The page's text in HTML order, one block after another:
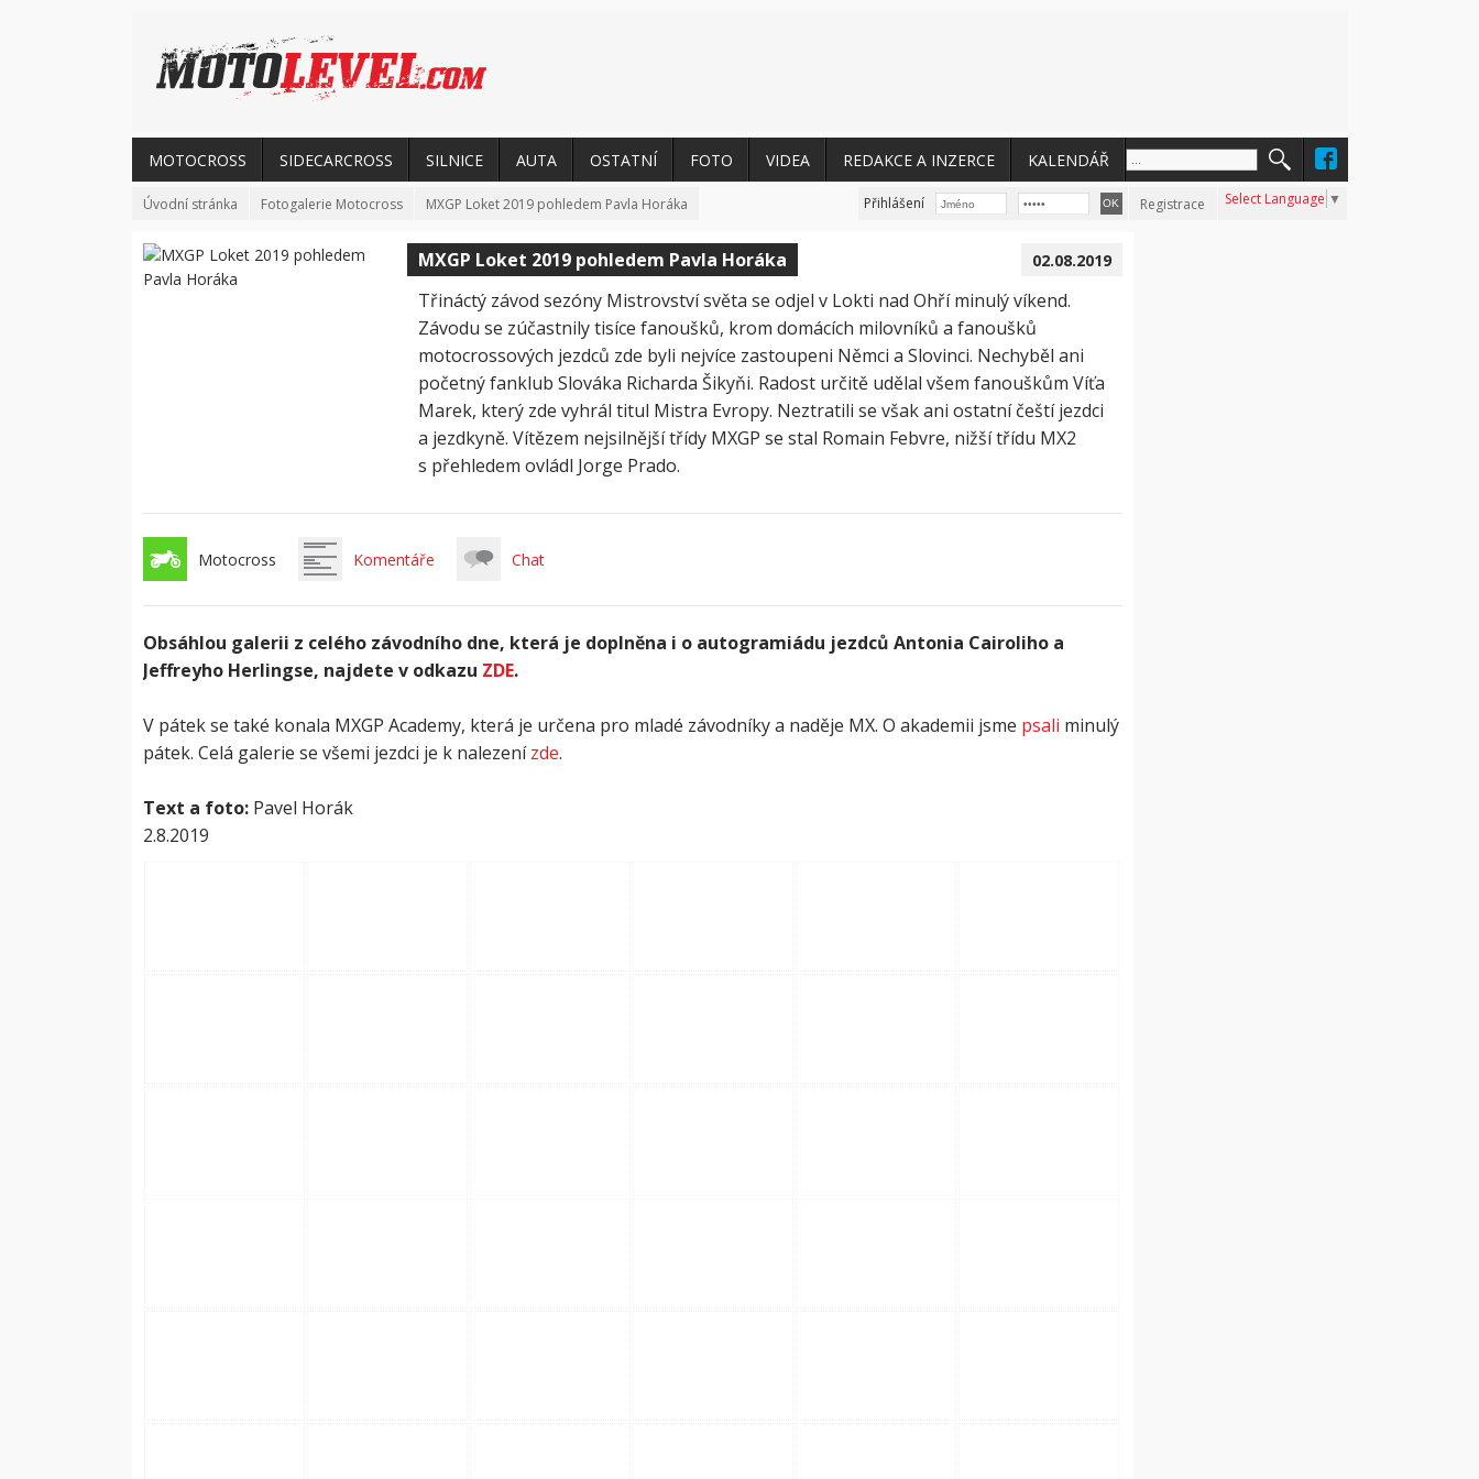
MOTOCROSS SIDECARCROSS SILNICE AUTA OSTATNÍ FOTO VIDEA REDAKCE A INZERCE KALENDÁŘ
Úvodní stránka Fotogalerie Motocross MXGP Loket 2019 pohledem Pavla Horáka Přihlášení Registrace Select Language ▼
MXGP Loket 2019 pohledem Pavla Horáka 02.08.2019
Třináctý závod sezóny Mistrovství světa se odjel v Lokti nad Ohří minulý víkend.
Závodu se zúčastnily tisíce fanoušků, krom domácích milovníků a fanoušků
motocrossových jezdců zde byli nejvíce zastoupeni Němci a Slovinci. Nechyběl ani
početný fanklub Slováka Richarda Šikyňi. Radost určitě udělal všem fanouškům Víťa
Marek, který zde vyhrál titul Mistra Evropy. Neztratili se však ani ostatní čeští jezdci
a jezdkyně. Vítězem nejsilnější třídy MXGP se stal Romain Febvre, nižší třídu MX2
s přehledem ovládl Jorge Prado.
Motocross Komentáře Chat
Obsáhlou galerii z celého závodního dne, která je doplněna i o autogramiádu jezdců Antonia Cairoliho a
Jeffreyho Herlingse, najdete v odkazu ZDE.
V pátek se také konala MXGP Academy, která je určena pro mladé závodníky a naděje MX. O akademii jsme psali minulý
pátek. Celá galerie se všemi jezdci je k nalezenízde.
Text a foto:Pavel Horák
2.8.2019